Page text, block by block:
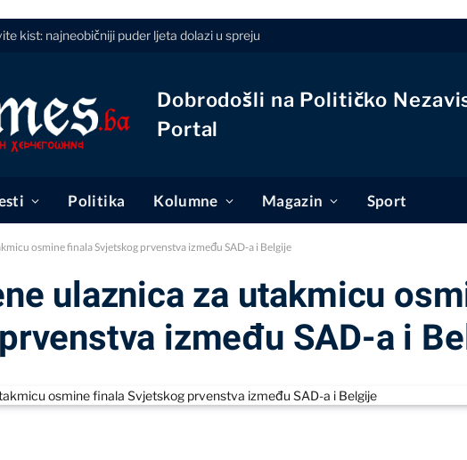
kist: najneobičniji puder ljeta dolazi u spreju
Dobrodošli na Političko
Portal
Politika Kolumne Magazin Sport
osmine finala Svjetskog prvenstva između SAD-a i Belgije
ulaznica za utakmicu
između SAD-a i